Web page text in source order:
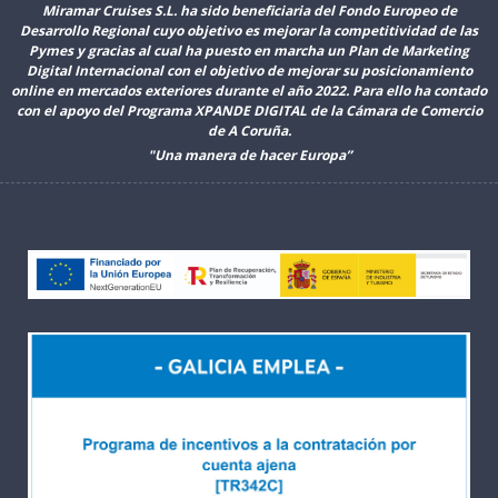
Miramar Cruises S.L. ha sido beneficiaria del Fondo Europeo de
Desarrollo Regional cuyo objetivo es mejorar la competitividad de las
Pymes y gracias al cual ha puesto en marcha un Plan de Marketing
Digital Internacional con el objetivo de mejorar su posicionamiento
online en mercados exteriores durante el año 2022. Para ello ha contado
con el apoyo del Programa XPANDE DIGITAL de la Cámara de Comercio
de A Coruña.
"Una manera de hacer Europa”